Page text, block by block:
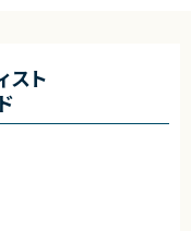
・要件整理および要件定義支
・バックエンドシステムの設計
・リリース対応および品質向
スト